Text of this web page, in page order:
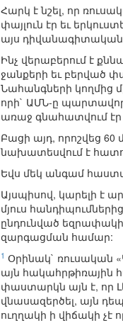
Հարկ է նշել, որ
փայլուն էր եւ
այս դիվանագիտական
Ինչ վերաբերում է
ջանքերի եւ բերված
Նահանգների կողմից
որի` ԱՄՆ-ը
առաջ գնահատվում էր
Բացի այդ, որոշվեց
նախատեսվում է
Եվս մեկ անգամ
Այսպիսով, կարելի է
մյուս
ընդունված
զարգացման համար:
1 Օրինակ` ռուսական
այն հակահրթիռային
փաստարկն այն է, որ
վնասազերծել, այն
ուղղակի ի վիճակի չէ